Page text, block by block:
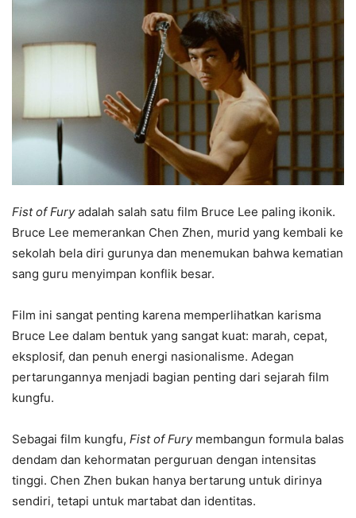
Fist of Furyadalah salah satu film Bruce Lee paling ikonik.
Bruce Lee memerankan Chen Zhen, murid yang kembali ke
sekolah bela diri gurunya dan menemukan bahwa kematian
sang guru menyimpan konflik besar.
Film ini sangat penting karena memperlihatkan karisma
Bruce Lee dalam bentuk yang sangat kuat: marah, cepat,
eksplosif, dan penuh energi nasionalisme. Adegan
pertarungannya menjadi bagian penting dari sejarah film
kungfu.
Sebagai film kungfu, Fist of Furymembangun formula balas
dendam dan kehormatan perguruan dengan intensitas
tinggi. Chen Zhen bukan hanya bertarung untuk dirinya
sendiri, tetapi untuk martabat dan identitas.